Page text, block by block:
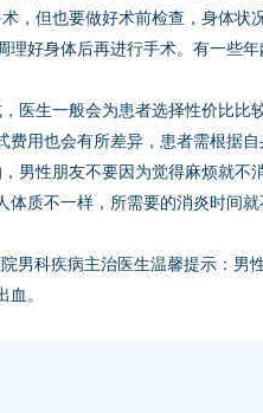
但也要做好术前检查，身体状
好身体后再进行手术。有一些
生一般会为患者选择性价比比
用也会有所差异，患者需根据自
性朋友不要因为觉得麻烦就不
质不一样，所需要的消炎时间
科疾病主治医生温馨提示：男
。